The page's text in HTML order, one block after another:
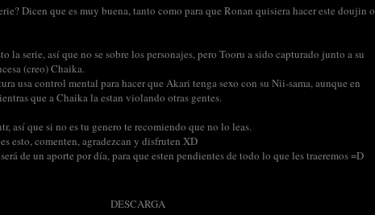
Dicen que es muy buena, tanto como para que Ronan quisiera hacer este doujin o
la serie, así que no se sobre los personajes, pero Tooru a sido capturado junto a su
(creo) Chaika.
usa control mental para hacer que Akari tenga sexo con su Nii-sama, aunque en
que a Chaika la estan violando otras gentes.
así que si no es tu genero te recomiendo que no lo leas.
esto, comenten, agradezcan y disfruten XD
de un aporte por día, para que esten pendientes de todo lo que les traeremos =D
DESCARGA